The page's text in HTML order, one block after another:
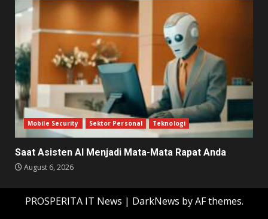
Mobile Security Sektor Personal Teknologi
Saat Asisten AI Menjadi Mata-Mata Rapat Anda
August 6, 2026
PROSPERITA IT News | DarkNews by AF themes.